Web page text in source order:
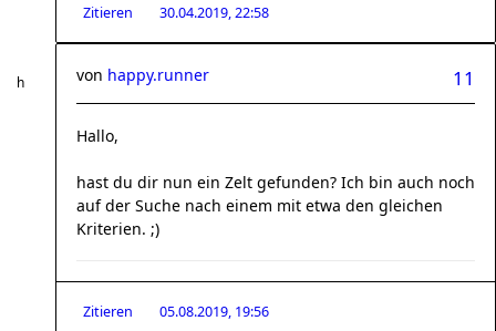
Zitieren 30.04.2019, 22:58
11
von happy.runner
Hallo,
hast du dir nun ein Zelt gefunden? Ich bin auch noch
auf der Suche nach einem mit etwa den gleichen
Kriterien. ;)
Zitieren 05.08.2019, 19:56